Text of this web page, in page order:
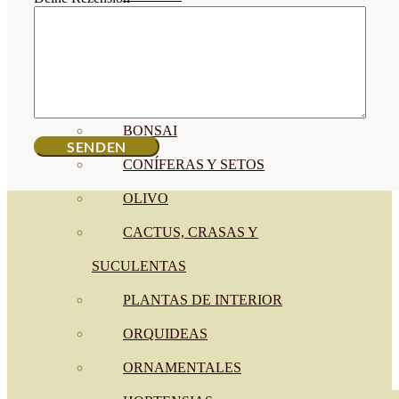
BONSAI
CONÍFERAS Y SETOS
OLIVO
CACTUS, CRASAS Y
SUCULENTAS
PLANTAS DE INTERIOR
ORQUIDEAS
ORNAMENTALES